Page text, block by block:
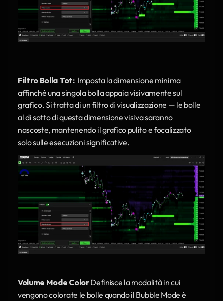
Filtro Bolla Tot: Imposta la dimensione minima
affinché una singola bolla appaia visivamente sul
grafico. Si tratta di un filtro di visualizzazione — le bolle
al di sotto di questa dimensione visiva saranno
nascoste, mantenendo il grafico pulito e focalizzato
solo sulle esecuzioni significative.
Volume Mode Color Definisce la modalità in cui
vengono colorate le bolle quando il Bubble Mode è